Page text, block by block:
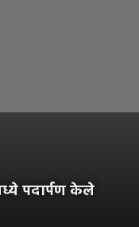
पदार्पण केले